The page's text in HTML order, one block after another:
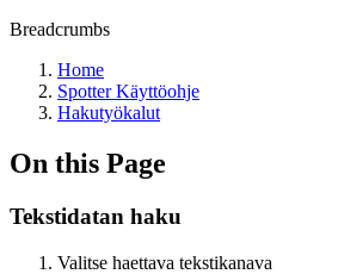
Breadcrumbs
Home
Spotter Käyttöohje
Hakutyökalut
On this Page
Tekstidatan haku
Valitse haettava tekstikanava